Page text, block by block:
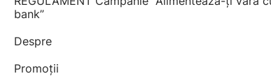
bank”
Despre
Promoții